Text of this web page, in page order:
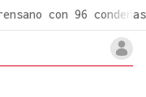
con 96 condenas